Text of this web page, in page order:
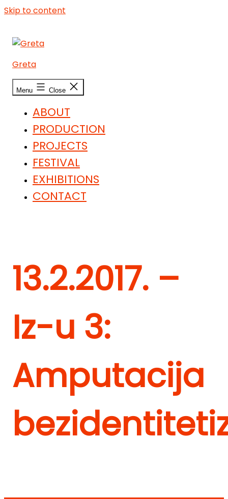
Skip to content
Greta
Menu Close
ABOUT
PRODUCTION
PROJECTS
FESTIVAL
EXHIBITIONS
CONTACT
13.2.2017. –
Iz-u 3:
Amputacija